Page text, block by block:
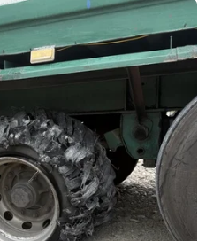
Lan và doanh nghiệp kiều
trên thế giới.